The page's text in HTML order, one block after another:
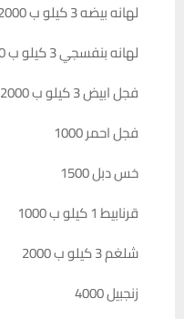
لهانه بيضه 3 كيلو ب 2000
لهانه بنفسجي 3 كيلو ب 2000
فجل ابيض 3 كيلو ب 2000
فجل احمر 1000
خس دبل 1500
قرنابيط 1 كيلو ب 1000
شلغم 3 كيلو ب 2000
زنجبيل 4000